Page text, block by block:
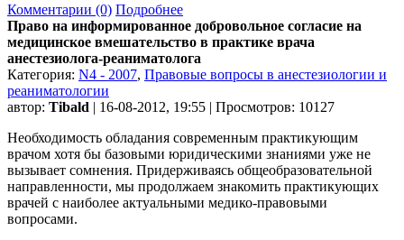
Комментарии (0) Подробнее
Право на информированное добровольное согласие на
медицинское вмешательство в практике врача
анестезиолога-реаниматолога
Категория: N4 - 2007, Правовые вопросы в анестезиологии и
реаниматологии
автор: Tibald | 16-08-2012, 19:55 | Просмотров: 10127
Необходимость обладания современным практикующим
врачом хотя бы базовыми юридическими знаниями уже не
вызывает сомнения. Придерживаясь общеобразовательной
направленности, мы продолжаем знакомить практикующих
врачей с наиболее актуальными медико-правовыми
вопросами.